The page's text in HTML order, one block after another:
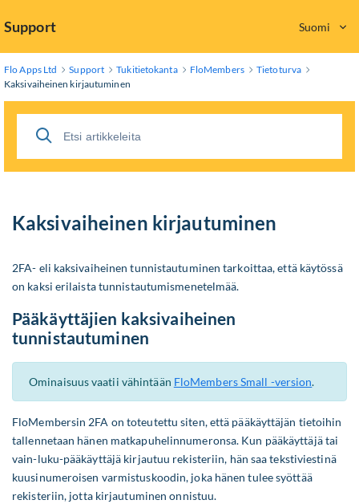
to
Main
Content
Support Suomi
Flo Apps Ltd Support Tukitietokanta FloMembers
Tietoturva
Kaksivaiheinen kirjautuminen
Kaksivaiheinen kirjautuminen
2FA- eli kaksivaiheinen tunnistautuminen tarkoittaa, että käytössä
on kaksi erilaista tunnistautumismenetelmää.
Pääkäyttäjien kaksivaiheinen
tunnistautuminen
Ominaisuus vaatii vähintään FloMembers Small -version.
FloMembersin 2FA on toteutettu siten, että pääkäyttäjän tietoihin
tallennetaan hänen matkapuhelinnumeronsa. Kun pääkäyttäjä tai
vain-luku-pääkäyttäjä kirjautuu rekisteriin, hän saa tekstiviestinä
kuusinumeroisen varmistuskoodin, joka hänen tulee syöttää
rekisteriin, jotta kirjautuminen onnistuu.